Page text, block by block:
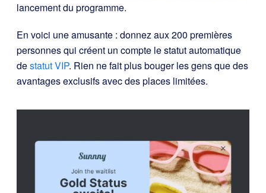
lancement du programme.
En voici une amusante : donnez aux 200 premières
personnes qui créent un compte le statut automatique
destatut VIP. Rien ne fait plus bouger les gens que des
avantages exclusifs avec des places limitées.